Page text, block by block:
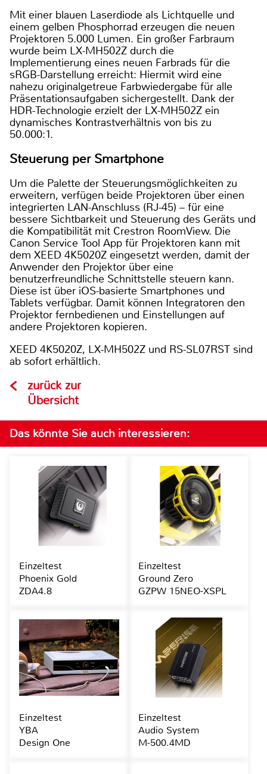
Mit einer blauen Laserdiode als Lichtquelle und
einem gelben Phosphorrad erzeugen die neuen
Projektoren 5.000 Lumen. Ein großer Farbraum
wurde beim LX-MH502Z durch die
Implementierung eines neuen Farbrads für die
sRGB-Darstellung erreicht: Hiermit wird eine
nahezu originalgetreue Farbwiedergabe für alle
Präsentationsaufgaben sichergestellt. Dank der
HDR-Technologie erzielt der LX-MH502Z ein
dynamisches Kontrastverhältnis von bis zu
50.000:1.
Steuerung per Smartphone
Um die Palette der Steuerungsmöglichkeiten zu
erweitern, verfügen beide Projektoren über einen
integrierten LAN-Anschluss (RJ-45) – für eine
bessere Sichtbarkeit und Steuerung des Geräts und
die Kompatibilität mit Crestron RoomView. Die
Canon Service Tool App für Projektoren kann mit
dem XEED 4K5020Z eingesetzt werden, damit der
Anwender den Projektor über eine
benutzerfreundliche Schnittstelle steuern kann.
Diese ist über iOS-basierte Smartphones und
Tablets verfügbar. Damit können Integratoren den
Projektor fernbedienen und Einstellungen auf
andere Projektoren kopieren.
XEED 4K5020Z, LX-MH502Z und RS-SL07RST sind
ab sofort erhältlich.
zurück zur
Übersicht
Das könnte Sie auch interessieren:
Einzeltest
Phoenix Gold
ZDA4.8
Einzeltest
Ground Zero
GZPW 15NEO-XSPL
Einzeltest
YBA
Design One
Einzeltest
Audio System
M-500.4MD